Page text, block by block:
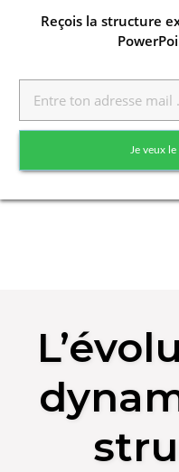
content
Reçois la structure
Je veux